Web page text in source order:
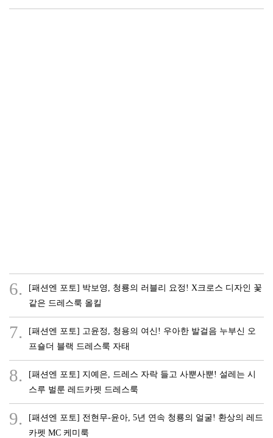
6.
[패션엔 포토] 박보영, 청룡의 러블리 요정! X크로스 디자인 꽃
같은 드레스룩 올킬
7.
[패션엔 포토] 고윤정, 청용의 여신! 우아한 발걸음 누부신 오
프숄더 블랙 드레스룩 자태
8.
[패션엔 포토] 지예은, 드레스 자락 들고 사뿐사뿐! 설레는 시
스루 벌룬 레드카펫 드레스룩
9.
[패션엔 포토] 전현무-윤아, 5년 연속 청룡의 얼굴! 환상의 레드
카펫 MC 케미룩